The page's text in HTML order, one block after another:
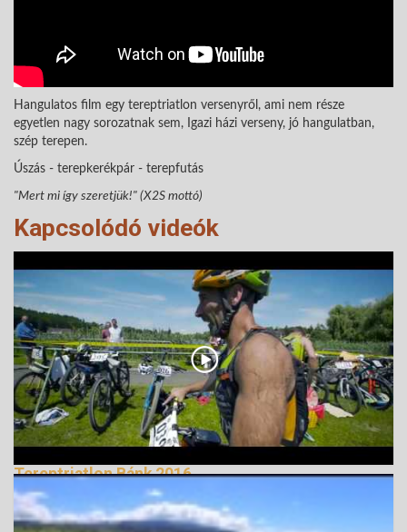
Hangulatos film egy tereptriatlon versenyről, ami nem része
egyetlen nagy sorozatnak sem, Igazi házi verseny, jó hangulatban,
szép terepen.
Úszás - terepkerékpár - terepfutás
"Mert mi így szeretjük!" (X2S mottó)
Kapcsolódó videók
Tereptriatlon Bánk 2016
179743 Nézetek